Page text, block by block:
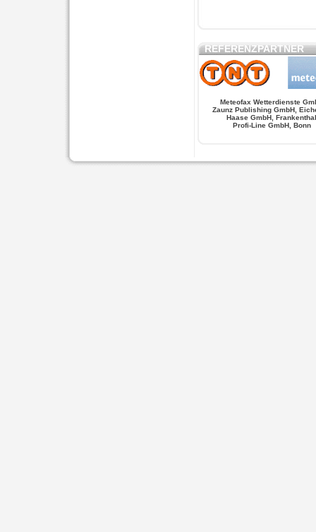
REFERENZPARTNER
Meteofax Wetterdienste
Zaunz Publishing GmbH,
Haase GmbH, Frankenthal
Profi-Line GmbH, Bonn